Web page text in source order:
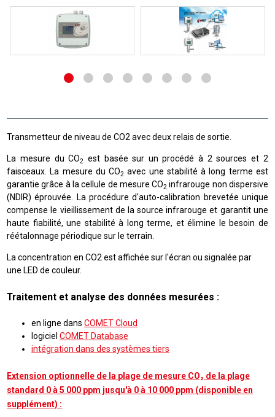
Transmetteur de niveau de CO2 avec deux relais de sortie.
La mesure du CO2 est basée sur un procédé à 2 sources et 2
faisceaux. La mesure du CO2 avec une stabilité à long terme est
garantie grâce à la cellule de mesure CO2 infrarouge non dispersive
(NDIR) éprouvée. La procédure d'auto-calibration brevetée unique
compense le vieillissement de la source infrarouge et garantit une
haute fiabilité, une stabilité à long terme, et élimine le besoin de
réétalonnage périodique sur le terrain.
La concentration en CO2 est affichée sur l'écran ou signalée par
une LED de couleur.
Traitement et analyse des données mesurées :
en ligne dansCOMET Cloud
logicielCOMET Database
intégration dans des systèmes tiers
Extension optionnelle de la plage de mesure CO₂ de la plage
standard 0 à 5 000 ppm jusqu'à 0 à 10 000 ppm (disponible en
supplément) :